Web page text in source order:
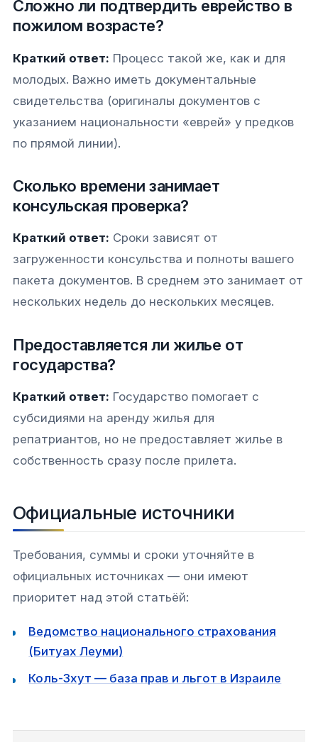
Сложно ли подтвердить еврейство в
пожилом возрасте?
Краткий ответ: Процесс такой же, как и для
молодых. Важно иметь документальные
свидетельства (оригиналы документов с
указанием национальности «еврей» у предков
по прямой линии).
Сколько времени занимает
консульская проверка?
Краткий ответ: Сроки зависят от
загруженности консульства и полноты вашего
пакета документов. В среднем это занимает от
нескольких недель до нескольких месяцев.
Предоставляется ли жилье от
государства?
Краткий ответ: Государство помогает с
субсидиями на аренду жилья для
репатриантов, но не предоставляет жилье в
собственность сразу после прилета.
Официальные источники
Требования, суммы и сроки уточняйте в
официальных источниках — они имеют
приоритет над этой статьёй:
Ведомство национального страхования
(Битуах Леуми)
Коль-Зхут — база прав и льгот в Израиле